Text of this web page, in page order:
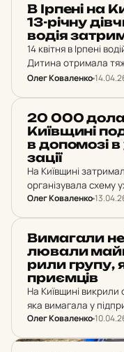
В Ірпені на
13-річну
водія
14 квітня в Ірпені
Дитина отримала
Водія затримали.
Олег Коваленко
НОВИНИ
20 000
Ки­їв­щи­ні
в до­по­мо­зі в
за­ції
На Київщині
організувала схему
підробку медичних
Олег Коваленко
НОВИНИ
Ви­ма­га­ли
лю­ва­ли
ри­ли групу,
при­єм­ців
На Київщині викрили
яка вимагала у
неіснуючі борги й
Олег Коваленко